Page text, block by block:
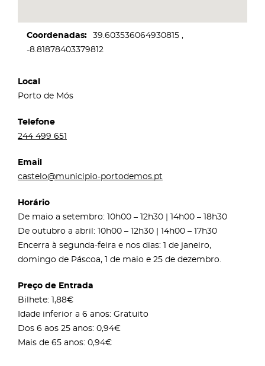
Coordenadas
39.603536064930815
-8.81878403379812
Local
Porto de Mós
Telefone
244 499 651
Email
castelo@municipio-portodemos.pt
Horário
De maio a setembro: 10h00 – 12h30 | 14h00 – 18h30
De outubro a abril: 10h00 – 12h30 | 14h00 – 17h30
Encerra à segunda-feira e nos dias: 1 de janeiro,
domingo de Páscoa, 1 de maio e 25 de dezembro.
Preço de Entrada
Bilhete: 1,88€
Idade inferior a 6 anos: Gratuito
Dos 6 aos 25 anos: 0,94€
Mais de 65 anos: 0,94€